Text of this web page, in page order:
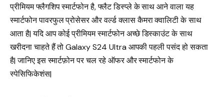
प्रीमियम फ्लैगशिप स्मार्टफोन है, फ्लैट डिस्प्ले के साथ आने वाला यह
स्मार्टफोन पावरफुल प्रोसेसर और वर्ल्ड क्लास कैमरा क्वालिटी के साथ
आता है| यदि आप कोई प्रीमियम स्मार्टफोन अच्छे डिस्काउंट के साथ
खरीदना चाहते हैं तो Galaxy S24 Ultra आपकी पहली पसंद हो सकता
है| जानिए इस स्मार्टफ़ोन पर चल रहे ऑफर और स्मार्टफोन के
स्पेसिफिकेशंस|